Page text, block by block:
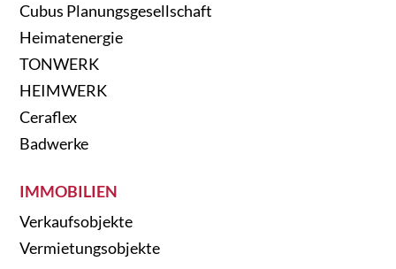
Cubus Planungsgesellschaft
Heimatenergie
TONWERK
HEIMWERK
Ceraflex
Badwerke
IMMOBILIEN
Verkaufsobjekte
Vermietungsobjekte